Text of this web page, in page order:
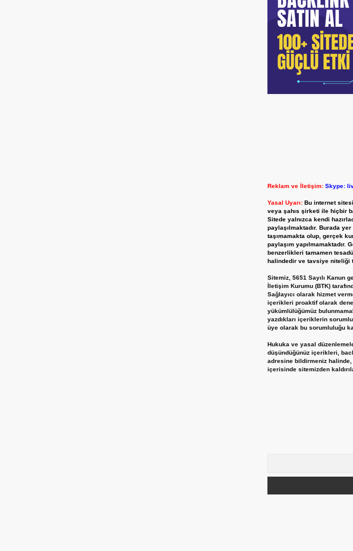
Reklam ve İletişim: Skype:
Yasal Uyarı: Bu internet
veya şahıs şirketi ile hiçbir
Sitede yalnızca kendi
paylaşılmaktadır. Burada
taşımamakta olup, gerçek
paylaşım
benzerlikleri tamamen
halindedir ve tavsiye niteliği
Sitemiz, 5651 Sayılı Kanun
İletişim Kurumu (BTK)
Sağlayıcı olarak hizmet
içerikleri proaktif olarak
yükümlülüğümüz
yazdıkları içeriklerin
üye olarak bu sorumluluğu
Hukuka ve yasal
düşündüğünüz içerikleri,
adresine bildirmeniz
içerisinde sitemizden